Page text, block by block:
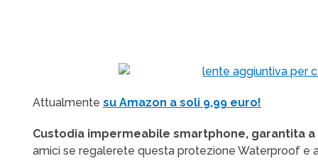
Attualmentesu Amazon a soli 9,99 euro!
Custodia impermeabile smartphone, garantita a
amici se regalerete questa protezione Waterproof e